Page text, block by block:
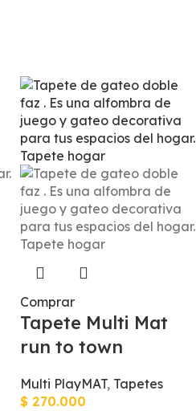
Comprar
Tapete Multi Mat
run to town
Multi PlayMAT, Tapetes
$ 270.000